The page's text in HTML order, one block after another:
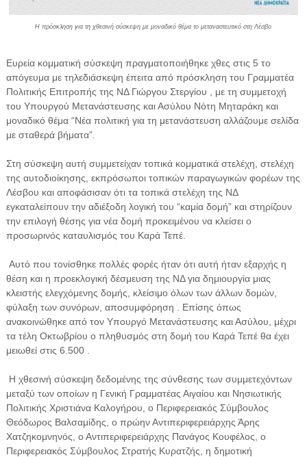
Η πρόσκληση για τη χθεσινή σύσκεψη με μοναδικό θέμα το μεταναστευτικό στη Λέσβο
Ευρεία κομματική σύσκεψη πραγματοποιήθηκε χθες στις 5 το
απόγευμα με τηλεδιάσκεψη έπειτα από πρόσκληση του Γραμματέα
Πολιτικής Επιτροπής της ΝΔ Γιώργου Στεργίου , με τη συμμετοχή
του Υπουργού Μετανάστευσης και Ασύλου Νότη Μηταράκη και
μοναδικό θέμα “Νέα πολιτική για τη μετανάστευση αλλάζουμε σελίδα
με σταθερά βήματα”.
Στη σύσκεψη αυτή συμμετείχαν τοπικά κομματικά στελέχη, στελέχη
της αυτοδιοίκησης, εκπρόσωποι τοπικών παραγωγικών φορέων της
Λέσβου και αποφάσισαν ότι τα τοπικά στελέχη της ΝΔ
εγκαταλείπουν την αδιέξοδη λογική του “καμία δομή” και στηρίζουν
την επιλογή θέσης για νέα δομή προκειμένου να κλείσει ο
προσωρινός καταυλισμός του Καρά Τεπέ.
Αυτό που τονίσθηκε πολλές φορές ήταν ότι αυτή ήταν εξαρχής η
θέση και η προεκλογική δέσμευση της ΝΔ για δημιουργία μιας
κλειστής ελεγχόμενης δομής, κλείσιμο όλων των άλλων δομών,
φύλαξη των συνόρων, αποσυμφόρηση . Επίσης όπως
ανακοινώθηκε από τον Υπουργό Μετανάστευσης και Ασύλου, μέχρι
τα τέλη Οκτωβρίου ο πληθυσμός στη δομή του Καρά Τεπέ θα έχει
μειωθεί στις 6.500 .
Η χθεσινή σύσκεψη δεδομένης της σύνθεσης των συμμετεχόντων
μεταξύ των οποίων η Γενική Γραμματέας Αιγαίου και Νησιωτικής
Πολιτικής Χριστιάνα Καλογήρου, ο Περιφερειακός Σύμβουλος
Θεόδωρος Βαλσαμίδης, ο πρώην Αντιπεριφερειάρχης Άρης
Χατζηκομνηνός, ο Αντιπεριφερειάρχης Πανάγος Κουφέλος, ο
Περιφερειακός Σύμβουλος Στρατής Κυρατζής, η δημοτική